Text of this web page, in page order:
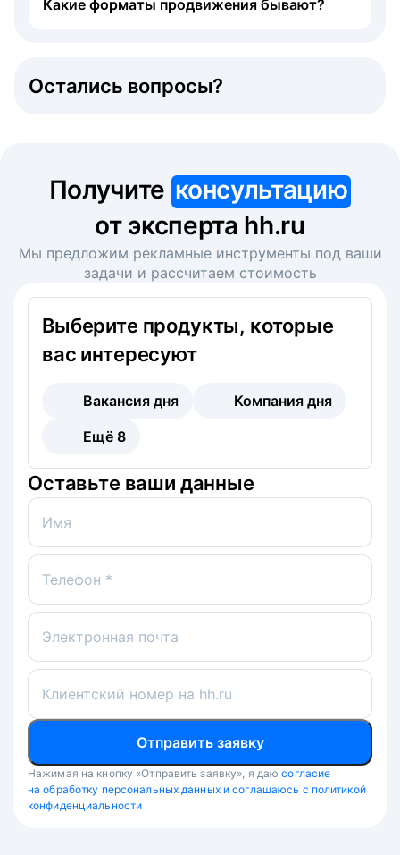
Какие форматы продвижения бывают?
Остались вопросы?
Получите консультацию
от эксперта hh.ru
Мы предложим рекламные инструменты под ваши
задачи и рассчитаем стоимость
Выберите продукты, которые
вас интересуют
Вакансия дня
Компания дня
Ещё 8
Оставьте ваши данные
Имя
Телефон *
Электронная почта
Клиентский номер на hh.ru
Отправить заявку
Нажимая на кнопку «Отправить заявку», я даю согласие
на обработку персональных данных и соглашаюсь с политикой
конфиденциальности